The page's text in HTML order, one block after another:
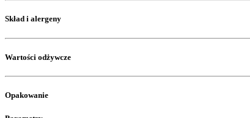
Skład i alergeny
Wartości odżywcze
Opakowanie